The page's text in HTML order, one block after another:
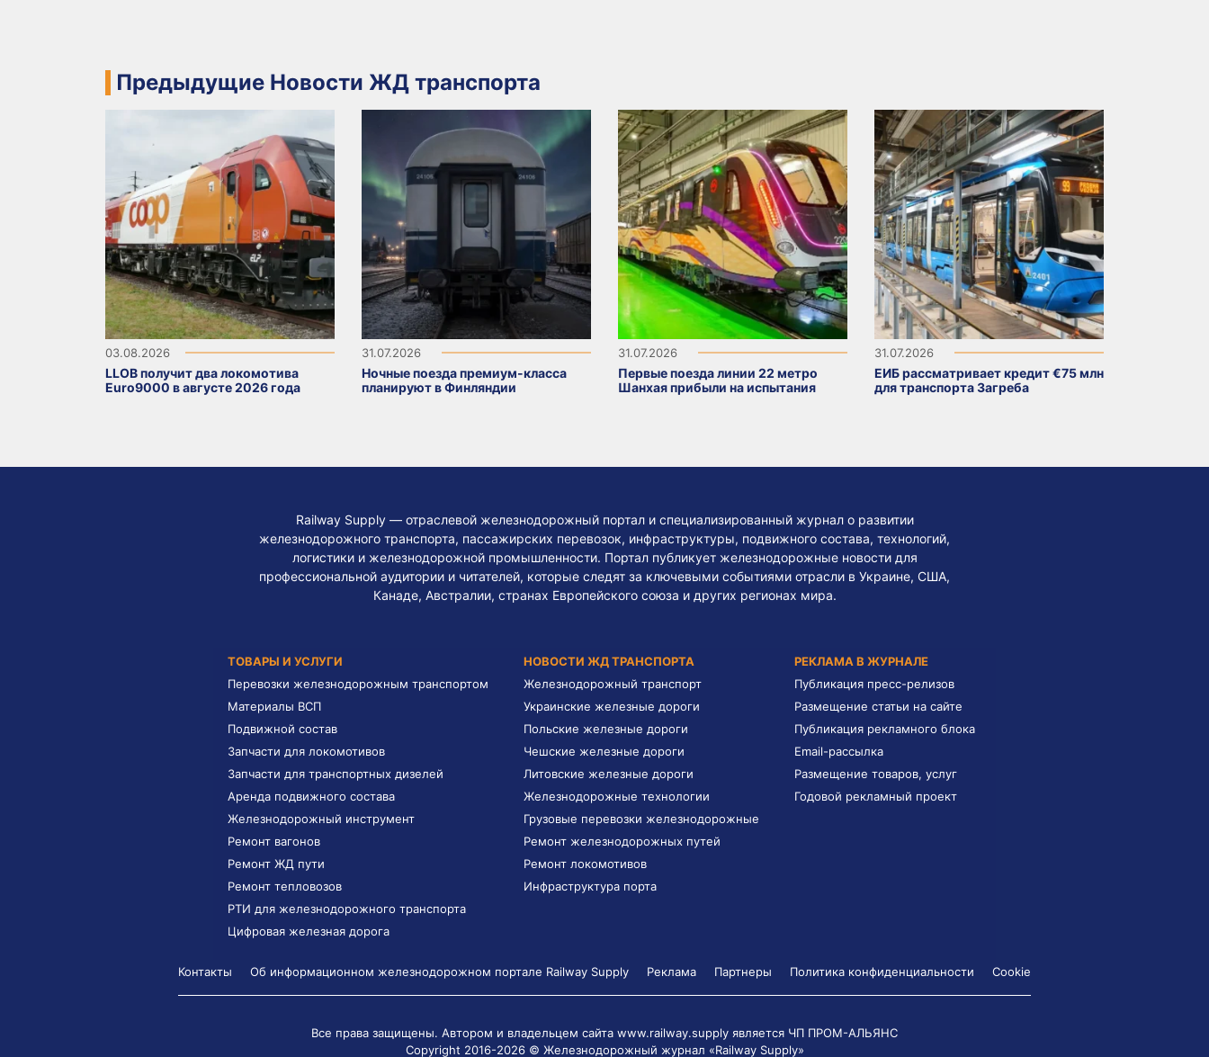
Предыдущие Новости ЖД транспорта
03.08.2026
LLOB получит два локомотива
Euro9000 в августе 2026 года
31.07.2026
Ночные поезда премиум-класса
планируют в Финляндии
31.07.2026
Первые поезда линии 22 метро
Шанхая прибыли на испытания
31.07.2026
ЕИБ рассматривает кредит €75 млн
для транспорта Загреба
Railway Supply — отраслевой железнодорожный портал и специализированный журнал о развитии
железнодорожного транспорта, пассажирских перевозок, инфраструктуры, подвижного состава, технологий,
логистики и железнодорожной промышленности. Портал публикует железнодорожные новости для
профессиональной аудитории и читателей, которые следят за ключевыми событиями отрасли в Украине, США,
Канаде, Австралии, странах Европейского союза и других регионах мира.
ТОВАРЫ И УСЛУГИ
Перевозки железнодорожным транспортом
Материалы ВСП
Подвижной состав
Запчасти для локомотивов
Запчасти для транспортных дизелей
Аренда подвижного состава
Железнодорожный инструмент
Ремонт вагонов
Ремонт ЖД пути
Ремонт тепловозов
РТИ для железнодорожного транспорта
Цифровая железная дорога
НОВОСТИ ЖД ТРАНСПОРТА
Железнодорожный транспорт
Украинские железные дороги
Польские железные дороги
Чешские железные дороги
Литовские железные дороги
Железнодорожные технологии
Грузовые перевозки железнодорожные
Ремонт железнодорожных путей
Ремонт локомотивов
Инфраструктура порта
РЕКЛАМА В ЖУРНАЛЕ
Публикация пресс-релизов
Размещение статьи на сайте
Публикация рекламного блока
Email-рассылка
Размещение товаров, услуг
Годовой рекламный проект
Контакты Об информационном железнодорожном портале Railway Supply Реклама Партнеры Политика конфиденциальности Cookie
Все права защищены. Автором и владельцем сайта www.railway.supply является ЧП ПРОМ-АЛЬЯНС
Copyright 2016-2026 © Железнодорожный журнал «Railway Supply»